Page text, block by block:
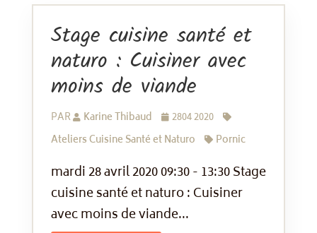
Stage cuisine santé et
naturo : Cuisiner avec
moins de viande
PAR Karine Thibaud
2804 2020
Ateliers Cuisine Santé et Naturo
Pornic
mardi 28 avril 2020 09:30 - 13:30 Stage
cuisine santé et naturo : Cuisiner
avec moins de viande...